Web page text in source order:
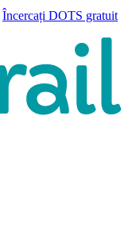
Încercați DOTS gratuit